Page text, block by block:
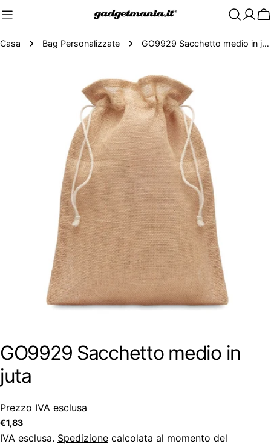
Casa Bag Personalizzate GO9929 Sacchetto medio in juta
GO9929 Sacchetto medio in
juta
Prezzo IVA esclusa
Prezzo
regolare
€1,83
IVA esclusa. Spedizione calcolata al momento del